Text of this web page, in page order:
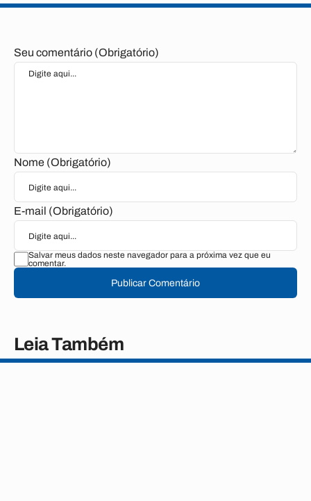
Seu comentário (Obrigatório)
Nome (Obrigatório)
E-mail (Obrigatório)
Salvar meus dados neste navegador para a próxima vez que eu
comentar.
Publicar Comentário
Leia Também